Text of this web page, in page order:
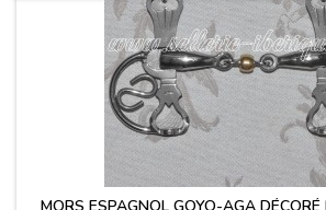
MORS ESPAGNOL GOYO-AGA DÉCORÉ